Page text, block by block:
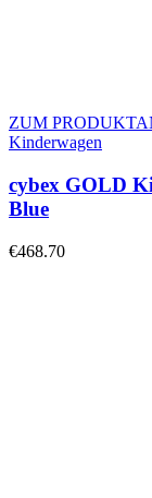
ZUM
Kinderwagen
cybex GOLD
Blue
€468.70